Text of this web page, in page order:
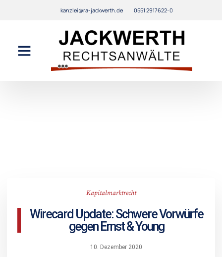
kanzlei@ra-jackwerth.de 0551 2917622-0
Kapitalmarktrecht
Wirecard Update: Schwere Vorwürfe
gegen Ernst & Young
10. Dezember 2020